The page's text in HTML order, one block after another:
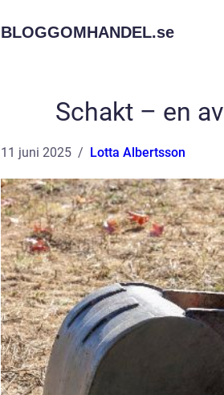
BLOGGOMHANDEL.se
Schakt – en
11 juni 2025 Lotta Albertsson